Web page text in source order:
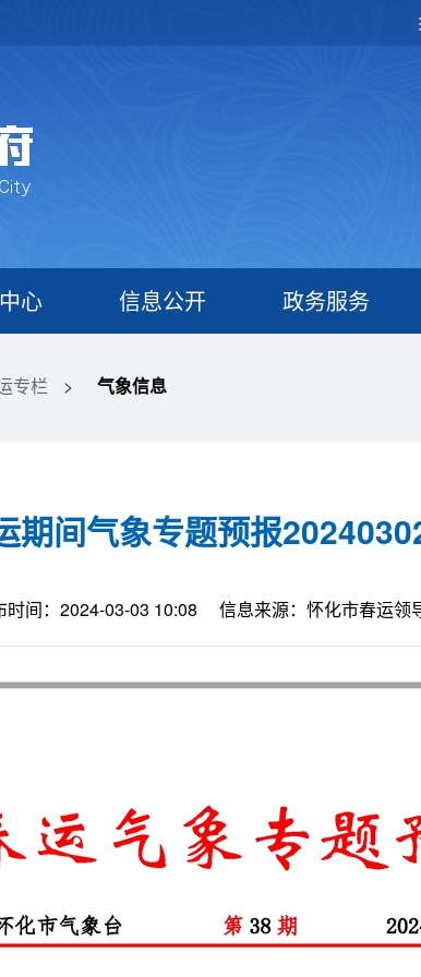
心 信息公开 政务服务
专栏 > 气象信息
期间气象专题预报
时间：2024-03-03 10:08 信息来源：怀化市春运领